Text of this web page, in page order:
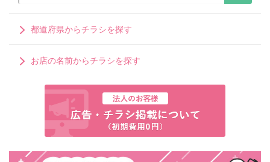
都道府県からチラシを探す
お店の名前からチラシを探す